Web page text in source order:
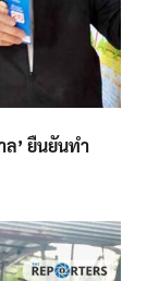
ล’ ยืนยันทำ